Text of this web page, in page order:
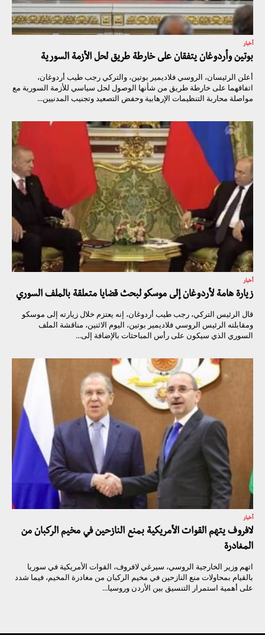
أخبار
بوتين وأردوغان يتفقان على خارطة طريق لحل الأزمة السورية
أعلن الرئيسان، الروسي فلاديمير بوتين، والتركي رجب طيب أردوغان،
اتفاقهما على خارطة طريق من شأنها الوصول لحل سياسي للأزمة السورية مع
مواصلة محاربة التنظيمات الإرهابية وحفض التصعيد وتجنيب المدنيين...
أخبار
زيارة هامة لأردوغان إلى موسكو لبحث قضايا متعلقة بالملف السوري
قال الرئيس التركي، رجب طيب أردوغان، إنه يعتزم خلال زيارته إلى موسكو
ومقابلته الرئيس الروسي فلاديمير بوتين، اليوم الاثنين، مناقشة الملف
السوري الذي سيكون على رأس المباحثات بالإضافة إلى...
أخبار
لافروف يتهم القوات الأمريكية بمنع النازحين في مخيم الركبان من
المغادرة
اتهم وزير الخارجية الروسي، سيرغي لافروف، القوات الأمريكية في سوريا
بالقيام بمحاولات منع النازحين في مخيم الركبان من مغادرة المخيم، فيما شدد
على أهمية استمرار التنسيق بين الأردن وروسيا...